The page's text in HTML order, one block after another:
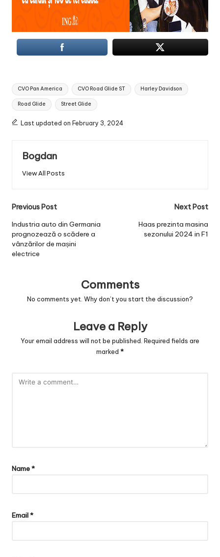
Tags:
CVO Pan America CVO Road Glide ST Harley Davidson
Road Glide Street Glide
Last updated on February 3, 2024
Bogdan
View All Posts
Post
navigation
Previous Post
Industria auto din Germania
prognozează o scădere a
vânzărilor de mașini
electrice
Next Post
Haas prezinta masina
sezonului 2024 in F1
Comments
No comments yet. Why don’t you start the discussion?
Leave a Reply
Your email address will not be published. Required fields are
marked *
Name*
Email*